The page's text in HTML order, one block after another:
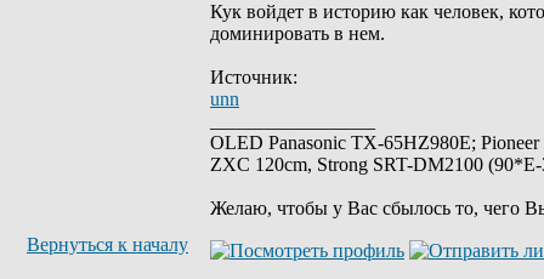
Кук войдет в историю как человек,
доминировать в нем.
Источник:
unn
OLED Panasonic TX-65HZ980E;
ZXC 120cm, Strong SRT-DM2100
Желаю, чтобы у Вас сбылось то, чего
Вернуться к началу